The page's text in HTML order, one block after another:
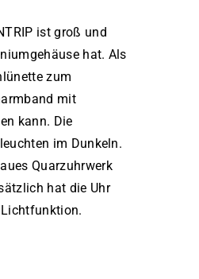
ist groß und
hat. Als
zum
mit
kann. Die
im Dunkeln.
Quarzuhrwerk
hat die Uhr
Lichtfunktion.